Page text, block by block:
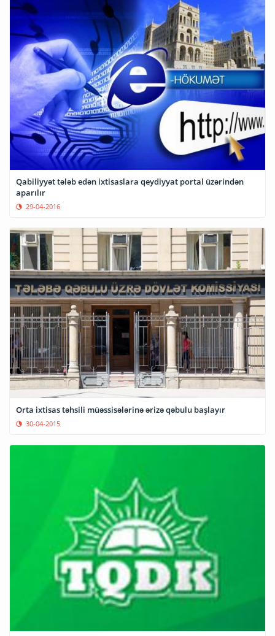
Qabiliyyət tələb edən ixtisaslara qeydiyyat portal üzərindən
aparılır
29-04-2016
Orta ixtisas təhsili müəssisələrinə ərizə qəbulu başlayır
30-04-2015